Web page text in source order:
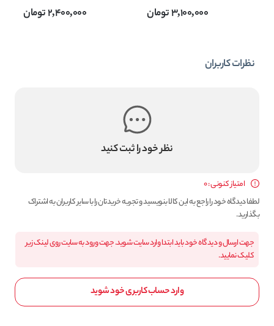
3,100,000تومان 2,400,000تومان
نظرات کاربران
نظر خود را ثبت کنید
امتیاز کنونی : 0
لطفا دیدگاه خود را راجع به این کالا بنویسید و تجربه خریدتان را با سایر کاربران به اشتراک
بگذارید.
جهت ارسال و دیدگاه خود باید ابتدا وارد سایت شوید. جهت ورود به سایت روی لینک زیر
کلیک نمایید.
وارد حساب کاربری خود شوید